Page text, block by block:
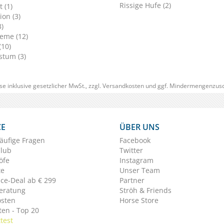
(1)
(3)
(12)
(3)
Rissige Hufe (2)
inklusive gesetzlicher MwSt., zzgl. Versandkostenund ggf.
Fragen
Deal ab € 299
- Top 20
ÜBER UNS
Facebook
Twitter
Instagram
Unser Team
Partner
Ströh & Friends
Horse Store